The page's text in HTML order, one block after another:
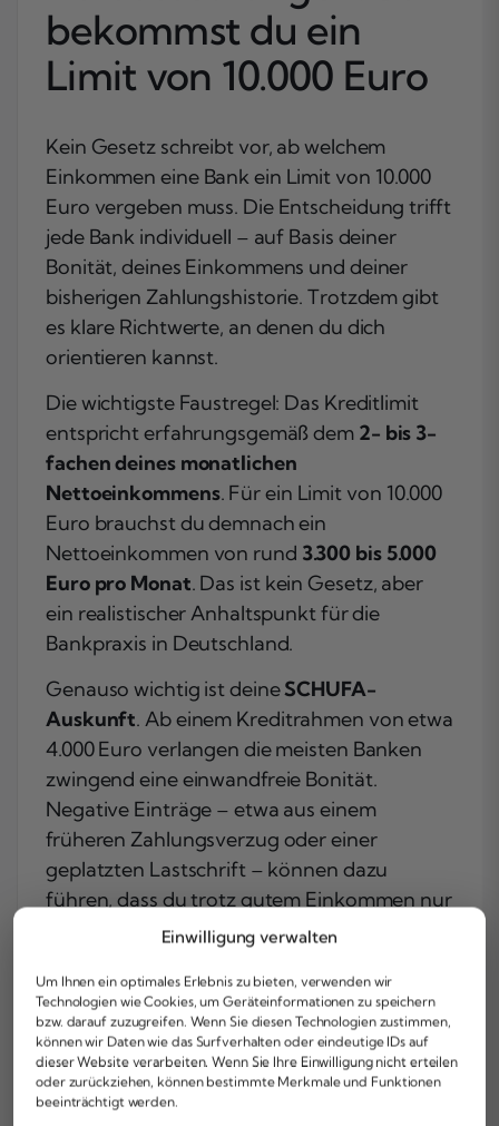
Einwilligung verwalten
Um Ihnen ein optimales Erlebnis zu bieten, verwenden wir
Technologien wie Cookies, um Geräteinformationen zu speichern
bzw. darauf zuzugreifen. Wenn Sie diesen Technologien zustimmen,
können wir Daten wie das Surfverhalten oder eindeutige IDs auf
dieser Website verarbeiten. Wenn Sie Ihre Einwilligung nicht erteilen
oder zurückziehen, können bestimmte Merkmale und Funktionen
beeinträchtigt werden.
bekommst du ein
Limit von 10.000 Euro
Kein Gesetz schreibt vor, ab welchem
Einkommen eine Bank ein Limit von 10.000
Euro vergeben muss. Die Entscheidung trifft
jede Bank individuell – auf Basis deiner
Bonität, deines Einkommens und deiner
bisherigen Zahlungshistorie. Trotzdem gibt
es klare Richtwerte, an denen du dich
orientieren kannst.
Die wichtigste Faustregel: Das Kreditlimit
entspricht erfahrungsgemäß dem 2- bis 3-
fachen deines monatlichen
Nettoeinkommens. Für ein Limit von 10.000
Euro brauchst du demnach ein
Nettoeinkommen von rund 3.300 bis 5.000
Euro pro Monat. Das ist kein Gesetz, aber
ein realistischer Anhaltspunkt für die
Bankpraxis in Deutschland.
Genauso wichtig ist deineSCHUFA-
Auskunft. Ab einem Kreditrahmen von etwa
4.000 Euro verlangen die meisten Banken
zwingend eine einwandfreie Bonität.
Negative Einträge – etwa aus einem
früheren Zahlungsverzug oder einer
geplatzten Lastschrift – können dazu
führen, dass du trotz gutem Einkommen nur
ein deutlich niedrigeres Limit bekommst
Spezialisierte Anbieter ermöglichen in
solchen Fällen dennoch eineKreditkarte mit
5.000 Euro, indem sie auf eine klassische
SCHUFA-Prüfung verzichten.